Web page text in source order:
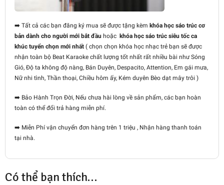
➡️ Tất cả các bạn đăng ký mua sẽ được tặng kèm khóa học sáo trúc cơ
bản dành cho người mới bắt đầu hoặc khóa học sáo trúc siêu tốc ca
khúc tuyển chọn mới nhất ( chọn chọn khóa học nhạc trẻ bạn sẽ được
nhận toàn bộ Beat Karaoke chất lượng tốt nhất rất nhiều bài như Sóng
Gió, Độ ta không độ nàng, Bán Duyên, Despacito, Attention, Em gái mưa,
Nữ nhi tình, Thần thoại, Chiều hôm ấy, Kém duyên Bèo dạt mây trôi )
➡️ Bảo Hành Trọn Đời, Nếu chưa hài lòng về sản phẩm, các bạn hoàn
toàn có thể đổi trả hàng miễn phí.
➡️ Miễn Phí vận chuyển đơn hàng trên 1 triệu , Nhận hàng thanh toán
tại nhà.
Có thể bạn thích…